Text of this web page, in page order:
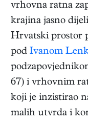
vrhovna ratna
krajina jasno
Hrvatski prostor
pod Ivanom
67) i vrhovnim
koji je inzistirao
malih utvrda i